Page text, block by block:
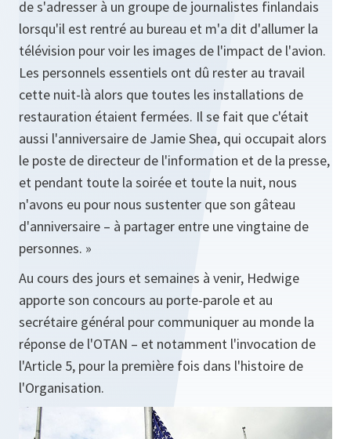
de s'adresser à un groupe de journalistes finlandais
lorsqu'il est rentré au bureau et m'a dit d'allumer la
télévision pour voir les images de l'impact de l'avion.
Les personnels essentiels ont dû rester au travail
cette nuit-là alors que toutes les installations de
restauration étaient fermées. Il se fait que c'était
aussi l'anniversaire de Jamie Shea, qui occupait alors
le poste de directeur de l'information et de la presse,
et pendant toute la soirée et toute la nuit, nous
n'avons eu pour nous sustenter que son gâteau
d'anniversaire – à partager entre une vingtaine de
personnes. »
Au cours des jours et semaines à venir, Hedwige
apporte son concours au porte-parole et au
secrétaire général pour communiquer au monde la
réponse de l'OTAN – et notamment l'invocation de
l'Article 5, pour la première fois dans l'histoire de
l'Organisation.